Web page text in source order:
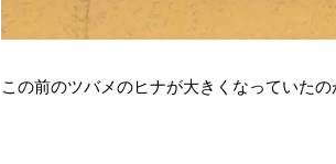
この前のツバメのヒナが大きくなっていたの